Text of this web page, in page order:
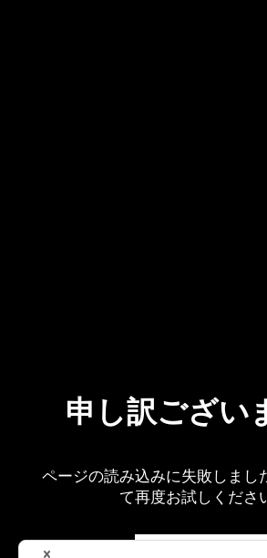
申し訳ござい
ページの読み込みに失敗しまし
て再度お試しくださ